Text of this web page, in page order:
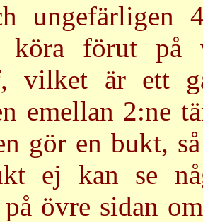
ungefärligen
köra förut
vilket är ett
emellan 2:ne
gör en bukt,
ej kan se
på övre sidan